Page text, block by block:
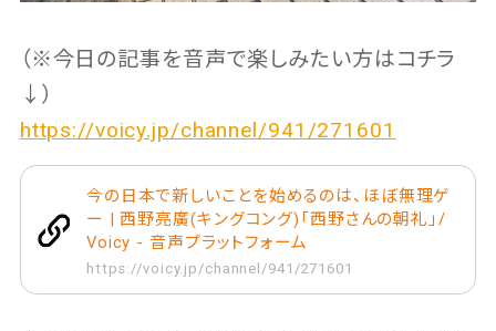
（※今日の記事を音声で楽しみたい方はコチラ
↓）
https://voicy.jp/channel/941/271601
今の日本で新しいことを始めるのは、ほぼ無理ゲ
ー | 西野亮廣(キングコング)「西野さんの朝礼」/
Voicy - 音声プラットフォーム
https://voicy.jp/channel/941/271601